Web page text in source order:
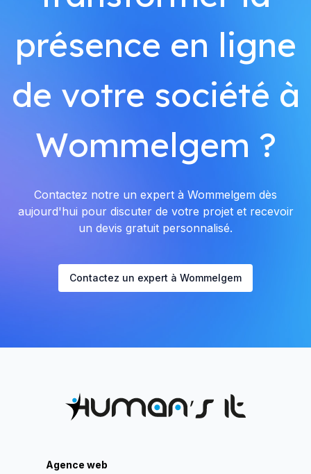
présence en ligne
de votre société à
Wommelgem ?
Contactez notre un expert à Wommelgem dès
aujourd'hui pour discuter de votre projet et recevoir
un devis gratuit personnalisé.
Contactez un expert à Wommelgem
Agence web